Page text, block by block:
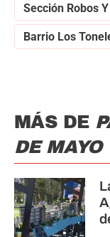
Sección Robos
Barrio Los
MÁS DE
DE MAYO